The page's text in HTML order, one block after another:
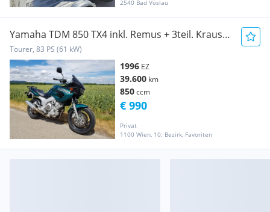
2540 Bad Vöslau
Yamaha TDM 850 TX4 inkl. Remus + 3teil. Krauser
K3 Kofferset
Tourer, 83 PS (61 kW)
1996 EZ
39.600 km
850ccm
Privat
1100 Wien, 10. Bezirk, Favoriten
€ 990